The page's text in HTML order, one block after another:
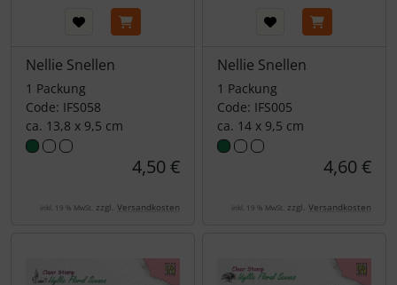
Nellie Snellen
1 Packung
Code: IFS058
ca. 13,8 x 9,5 cm
4,50 €
inkl. 19 % MwSt. zzgl. Versandkosten
Nellie Snellen
1 Packung
Code: IFS005
ca. 14 x 9,5 cm
4,60 €
inkl. 19 % MwSt. zzgl. Versandkosten